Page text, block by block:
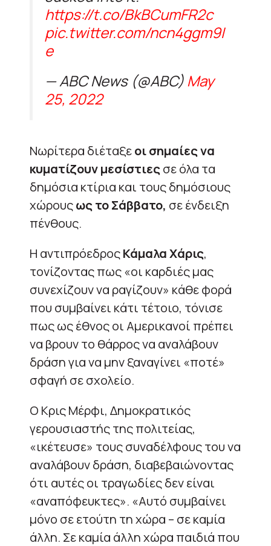
https://t.co/BkBCumFR2c
pic.twitter.com/ncn4ggm9I
e
— ABC News (@ABC)May
25, 2022
Νωρίτερα διέταξεοι σημαίες να
κυματίζουν μεσίστιεςσε όλα τα
δημόσια κτίρια και τους δημόσιους
χώρουςως το Σάββατο, σε ένδειξη
πένθους.
Η αντιπρόεδροςΚάμαλα Χάρις,
τονίζοντας πως «οι καρδιές μας
συνεχίζουν να ραγίζουν» κάθε φορά
που συμβαίνει κάτι τέτοιο, τόνισε
πως ως έθνος οι Αμερικανοί πρέπει
να βρουν το θάρρος να αναλάβουν
δράση για να μην ξαναγίνει «ποτέ»
σφαγή σε σχολείο.
Ο Κρις Μέρφι, Δημοκρατικός
γερουσιαστής της πολιτείας,
«ικέτευσε» τους συναδέλφους του να
αναλάβουν δράση, διαβεβαιώνοντας
ότι αυτές οι τραγωδίες δεν είναι
«αναπόφευκτες». «Αυτό συμβαίνει
μόνο σε ετούτη τη χώρα – σε καμία
άλλη. Σε καμία άλλη χώρα παιδιά που